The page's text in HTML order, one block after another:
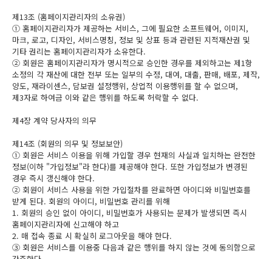
제13조 (홈페이지관리자의 소유권)
① 홈페이지관리자가 제공하는 서비스, 그에 필요한 소프트웨어, 이미지,
마크, 로고, 디자인, 서비스명칭, 정보 및 상표 등과 관련된 지적재산권 및
기타 권리는 홈페이지관리자가 소유한다.
② 회원은 홈페이지관리자가 명시적으로 승인한 경우를 제외하고는 제1항
소정의 각 재산에 대한 전부 또는 일부의 수정, 대여, 대출, 판매, 배포, 제작,
양도, 재라이센스, 담보권 설정행위, 상업적 이용행위를 할 수 없으며,
제3자로 하여금 이와 같은 행위를 하도록 허락할 수 없다.
제4장 계약 당사자의 의무
제14조 (회원의 의무 및 정보보안)
① 회원은 서비스 이용을 위해 가입할 경우 현재의 사실과 일치하는 완전한
정보(이하 "가입정보"라 한다)를 제공해야 한다. 또한 가입정보가 변경된
경우 즉시 갱신해야 한다.
② 회원이 서비스 사용을 위한 가입절차를 완료하면 아이디와 비밀번호를
받게 된다. 회원의 아이디, 비밀번호 관리를 위해
1. 회원의 승인 없이 아이디, 비밀번호가 사용되는 문제가 발생되면 즉시
홈페이지관리자에 신고해야 하고
2. 매 접속 종료 시 확실히 로그아웃을 해야 한다.
③ 회원은 서비스를 이용중 다음과 같은 행위를 하지 않는 것에 동의함으로